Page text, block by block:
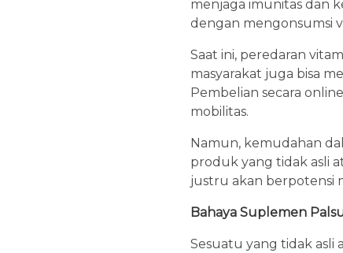
menjaga imunitas dan
dengan mengonsumsi
Saat ini, peredaran
masyarakat juga bisa
Pembelian secara
mobilitas.
Namun, kemudahan
produk yang tidak asli
justru akan berpotensi
Bahaya Suplemen
Sesuatu yang tidak asli